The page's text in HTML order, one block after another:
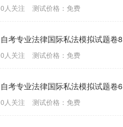
0人关注 测试价格：免费
自考专业法律国际私法模拟试题卷8
0人关注 测试价格：免费
自考专业法律国际私法模拟试题卷6
0人关注 测试价格：免费